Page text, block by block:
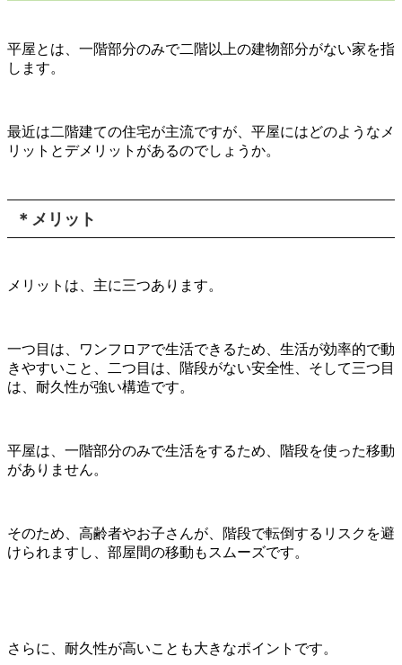
平屋とは、一階部分のみで二階以上の建物部分がない家を指
します。
最近は二階建ての住宅が主流ですが、平屋にはどのようなメ
リットとデメリットがあるのでしょうか。
＊メリット
メリットは、主に三つあります。
一つ目は、ワンフロアで生活できるため、生活が効率的で動
きやすいこと、二つ目は、階段がない安全性、そして三つ目
は、耐久性が強い構造です。
平屋は、一階部分のみで生活をするため、階段を使った移動
がありません。
そのため、高齢者やお子さんが、階段で転倒するリスクを避
けられますし、部屋間の移動もスムーズです。
さらに、耐久性が高いことも大きなポイントです。